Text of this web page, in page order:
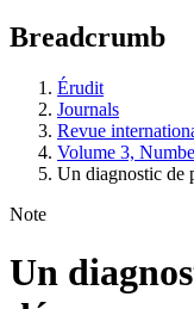
Breadcrumb
Érudit
Journals
Revue
Volume 3,
Un diagnostic de
Note
Un